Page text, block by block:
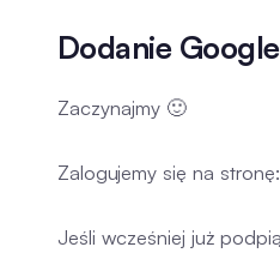
Dodanie
Zaczynajmy 🙂
Zalogujemy się na
Jeśli wcześniej już